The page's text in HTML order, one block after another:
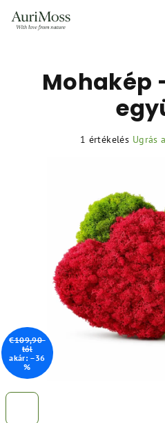
Mohakép
A
ből
5,0
csillag.
1 értékelés Ugrás
€109,90-
tól
akár: –36
%